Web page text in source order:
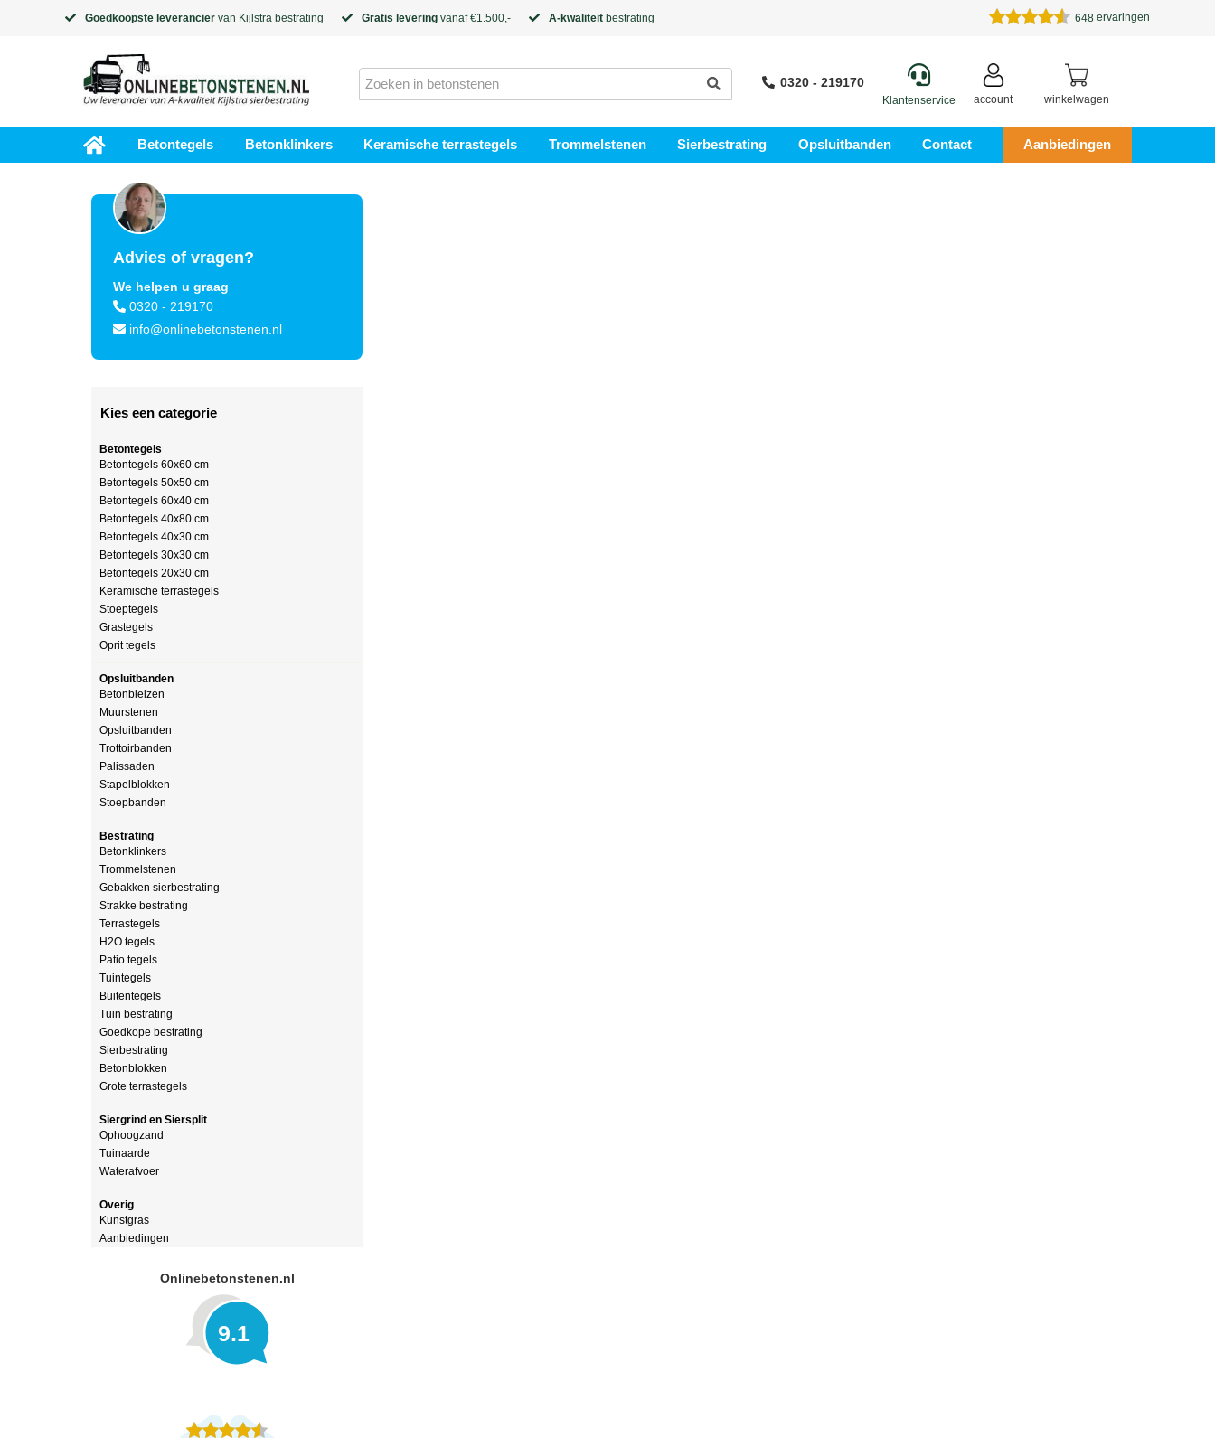
Goedkoopste leverancier van Kijlstra bestrating Gratis levering vanaf €1.500,- A-kwaliteit bestrating 648 ervaringen
0320 - 219170
Klantenservice account winkelwagen
Betontegels Betonklinkers Keramische terrastegels Trommelstenen Sierbestrating Opsluitbanden Contact Aanbiedingen
Advies of vragen?
We helpen u graag
0320 - 219170
info@onlinebetonstenen.nl
Kies een categorie
Betontegels
Betontegels 60x60 cm
Betontegels 50x50 cm
Betontegels 60x40 cm
Betontegels 40x80 cm
Betontegels 40x30 cm
Betontegels 30x30 cm
Betontegels 20x30 cm
Keramische terrastegels
Stoeptegels
Grastegels
Oprit tegels
Opsluitbanden
Betonbielzen
Muurstenen
Opsluitbanden
Trottoirbanden
Palissaden
Stapelblokken
Stoepbanden
Bestrating
Betonklinkers
Trommelstenen
Gebakken sierbestrating
Strakke bestrating
Terrastegels
H2O tegels
Patio tegels
Tuintegels
Buitentegels
Tuin bestrating
Goedkope bestrating
Sierbestrating
Betonblokken
Grote terrastegels
Siergrind en Siersplit
Ophoogzand
Tuinaarde
Waterafvoer
Overig
Kunstgras
Aanbiedingen
Onlinebetonstenen.nl
9.1